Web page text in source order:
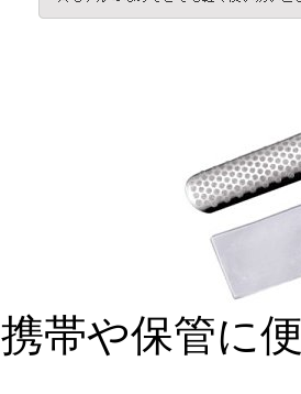
携帯や保管に